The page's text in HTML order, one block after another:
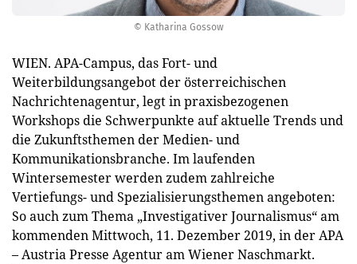
© Katharina Gossow
WIEN. APA-Campus, das Fort- und
Weiterbildungsangebot der österreichischen
Nachrichtenagentur, legt in praxisbezogenen
Workshops die Schwerpunkte auf aktuelle Trends und
die Zukunftsthemen der Medien- und
Kommunikationsbranche. Im laufenden
Wintersemester werden zudem zahlreiche
Vertiefungs- und Spezialisierungsthemen angeboten:
So auch zum Thema „Investigativer Journalismus“ am
kommenden Mittwoch, 11. Dezember 2019, in der APA
– Austria Presse Agentur am Wiener Naschmarkt.